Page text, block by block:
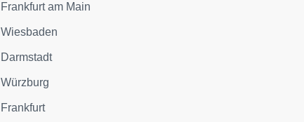
Frankfurt am Main
Wiesbaden
Darmstadt
Würzburg
Frankfurt